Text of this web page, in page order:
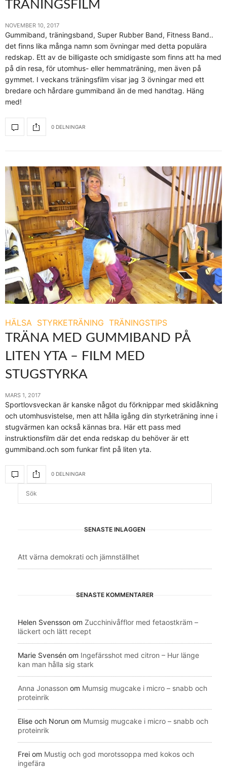
TRÄNINGSFILM
NOVEMBER 10, 2017
Gummiband, träningsband, Super Rubber Band, Fitness Band..
det finns lika många namn som övningar med detta populära
redskap. Ett av de billigaste och smidigaste som finns att ha med
på din resa, för utomhus- eller hemmaträning, men även på
gymmet. I veckans träningsfilm visar jag 3 övningar med ett
bredare och hårdare gummiband än de med handtag. Häng
med!
0 DELNINGAR
HÄLSA STYRKETRÄNING TRÄNINGSTIPS
TRÄNA MED GUMMIBAND PÅ
LITEN YTA – FILM MED
STUGSTYRKA
MARS 1, 2017
Sportlovsveckan är kanske något du förknippar med skidåkning
och utomhusvistelse, men att hålla igång din styrketräning inne i
stugvärmen kan också kännas bra. Här ett pass med
instruktionsfilm där det enda redskap du behöver är ett
gummiband.och som funkar fint på liten yta.
0 DELNINGAR
SENASTE INLÄGGEN
Att värna demokrati och jämnställhet
SENASTE KOMMENTARER
Helen Svensson om Zucchinivåfflor med fetaostkräm –
läckert och lätt recept
Marie Svensén om Ingefärsshot med citron – Hur länge
kan man hålla sig stark
Anna Jonasson om Mumsig mugcake i micro – snabb och
proteinrik
Elise och Norun om Mumsig mugcake i micro – snabb och
proteinrik
Frei om Mustig och god morotssoppa med kokos och
ingefära